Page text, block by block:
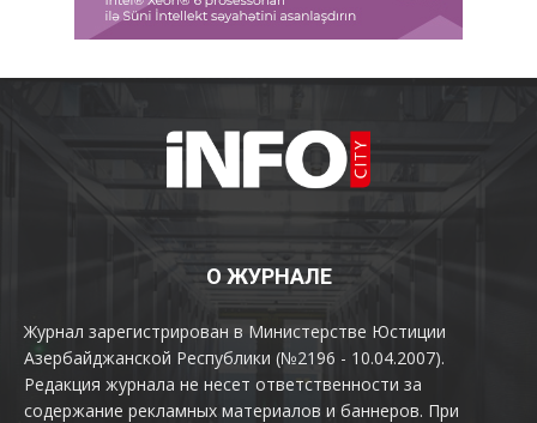
О ЖУРНАЛЕ
Журнал зарегистрирован в Министерстве Юстиции
Азербайджанской Республики (№2196 - 10.04.2007).
Редакция журнала не несет ответственности за
содержание рекламных материалов и баннеров. При